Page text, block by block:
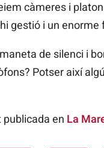
càmeres i
gestió i un
de silenci i
Potser així
en La